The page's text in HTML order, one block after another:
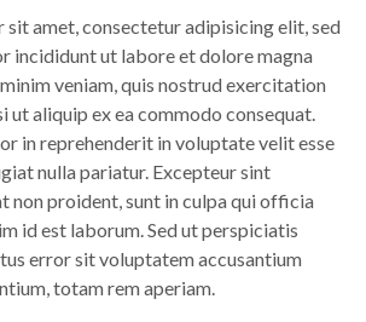
sit amet, consectetur adipisicing elit, sed
incididunt ut labore et dolore magna
veniam, quis nostrud exercitation
ut aliquip ex ea commodo consequat.
in reprehenderit in voluptate velit esse
nulla pariatur. Excepteur sint
non proident, sunt in culpa qui officia
id est laborum. Sed ut perspiciatis
error sit voluptatem accusantium
totam rem aperiam.